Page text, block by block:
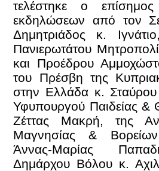
τελέστηκε ο
εκδηλώσεων από τον
Δημητριάδος κ.
Πανιερωτάτου
και Προέδρου
του Πρέσβη της
στην Ελλάδα κ. Σταύρου
Υφυπουργού Παιδείας &
Ζέττας Μακρή, της
Μαγνησίας &
Άννας-Μαρίας
Δημάρχου Βόλου κ.